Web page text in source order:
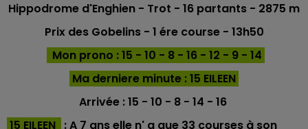
Hippodrome d'Enghien - Trot - 16 partants - 2875 m
Prix des Gobelins - 1 ére course - 13h50
Mon prono : 15 - 10 - 8 - 16 - 12 - 9 - 14
Ma derniere minute : 15 EILEEN
Arrivée : 15 - 10 - 8 - 14 - 16
15 EILEEN : A 7 ans elle n' a que 33 courses à son